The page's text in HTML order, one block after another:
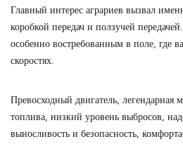
Главный интерес аграриев вызвал
коробкой передач и ползучей
особенно востребованным в поле, где
скоростях.
Превосходный двигатель, легендарная
топлива, низкий уровень выбросов,
выносливость и безопасность,